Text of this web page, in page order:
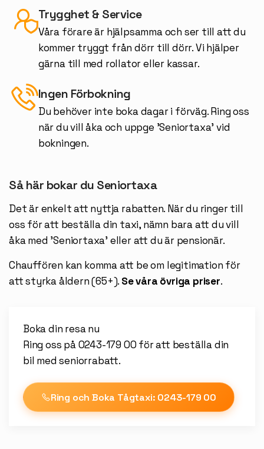
Trygghet & Service
Våra förare är hjälpsamma och ser till att du
kommer tryggt från dörr till dörr. Vi hjälper
gärna till med rollator eller kassar.
Ingen Förbokning
Du behöver inte boka dagar i förväg. Ring oss
när du vill åka och uppge 'Seniortaxa' vid
bokningen.
Så här bokar du Seniortaxa
Det är enkelt att nyttja rabatten. När du ringer till
oss för att beställa din taxi, nämn bara att du vill
åka med 'Seniortaxa' eller att du är pensionär.
Chauffören kan komma att be om legitimation för
att styrka åldern (65+). Se våra övriga priser.
Boka din resa nu
Ring oss på 0243-179 00 för att beställa din
bil med seniorrabatt.
Ring och Boka Tågtaxi: 0243-179 00